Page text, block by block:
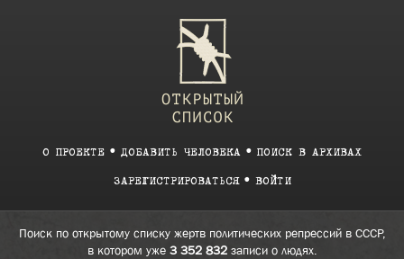
О ПРОЕКТЕ ДОБАВИТЬ ЧЕЛОВЕКА ПОИСК В АРХИВАХ
ЗАРЕГИСТРИРОВАТЬСЯ ВОЙТИ
Поиск по открытому списку жертв политических репрессий в СССР,
в котором уже 3 352 832записи о людях.